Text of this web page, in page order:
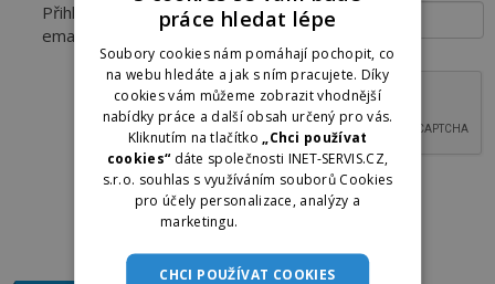
Přihlašovací
email
práce hledat lépe
Soubory cookies nám pomáhají pochopit, co
na webu hledáte a jak s ním pracujete. Díky
cookies vám můžeme zobrazit vhodnější
nabídky práce a další obsah určený pro vás.
Kliknutím na tlačítko
„Chci používat
cookies“ dáte společnosti INET-SERVIS.CZ,
s.r.o. souhlas s využíváním souborů Cookies
pro účely personalizace, analýzy a
marketingu.
CHCI POUŽÍVAT COOKIES